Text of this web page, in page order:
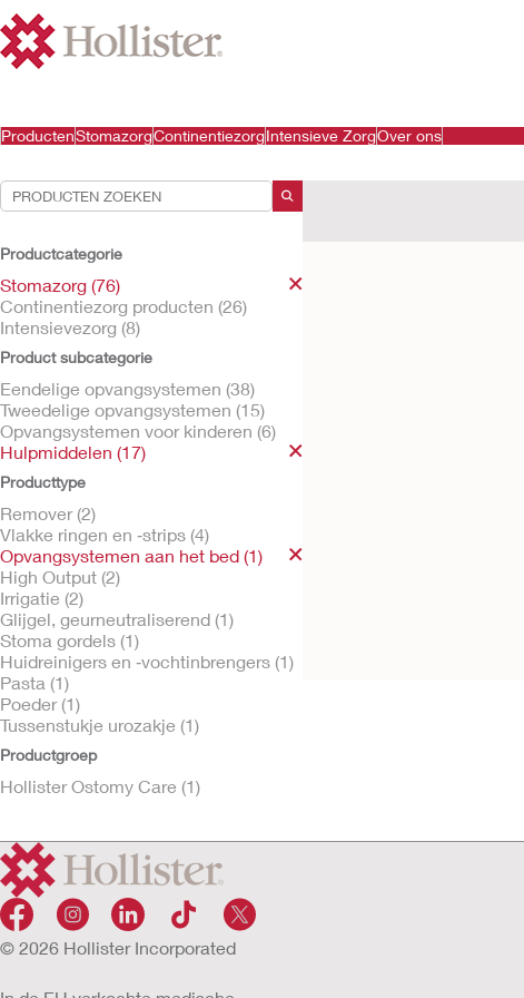
ProductenStomazorgContinentiezorgIntensieve ZorgOver ons
Productcategorie
Stomazorg (76)
Continentiezorg producten (26)
Intensievezorg (8)
Product subcategorie
Eendelige opvangsystemen (38)
Tweedelige opvangsystemen (15)
Opvangsystemen voor kinderen (6)
Hulpmiddelen (17)
Producttype
Remover (2)
Vlakke ringen en ‑strips (4)
Opvangsystemen aan het bed (1)
High Output (2)
Irrigatie (2)
Glijgel, geurneutraliserend (1)
Stoma gordels (1)
Huidreinigers en ‑vochtinbrengers (1)
Pasta (1)
Poeder (1)
Tussenstukje urozakje (1)
Productgroep
Hollister Ostomy Care (1)
© 2026 Hollister Incorporated